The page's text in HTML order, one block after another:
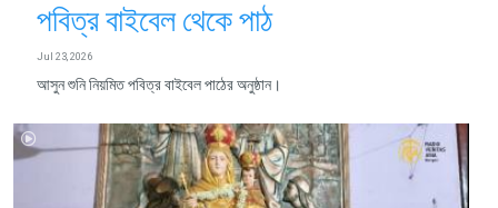
পবিত্র বাইবেল থেকে পাঠ
Jul 23, 2026
আসুন শুনি নিয়মিত পবিত্র বাইবেল পাঠের অনুষ্ঠান।